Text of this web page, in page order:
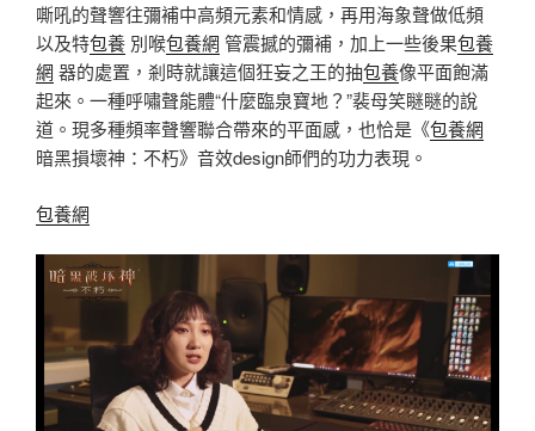
嘶吼的聲響往彌補中高頻元素和情感，再用海象聲做低頻
以及特包養 別喉包養網 管震撼的彌補，加上一些後果包養
網 器的處置，剎時就讓這個狂妄之王的抽包養像平面飽滿
起來。一種呼嘯聲能體“什麼臨泉寶地？”裴母笑瞇瞇的說
道。現多種頻率聲響聯合帶來的平面感，也恰是《包養網
暗黑損壞神：不朽》音效design師們的功力表現。
包養網